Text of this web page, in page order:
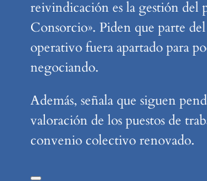
reivindicación es la gestión del
Consorcio». Piden que parte
operativo fuera apartado para
negociando.
Además, señala que siguen
valoración de los puestos de
convenio colectivo renovado.